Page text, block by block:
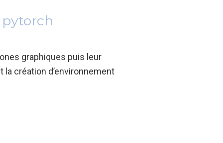
graphiques puis leur
la création d’environnement